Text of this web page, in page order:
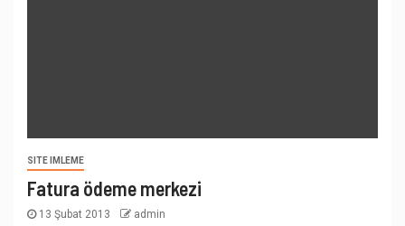
SITE IMLEME
Fatura ödeme merkezi
13 Şubat 2013 admin